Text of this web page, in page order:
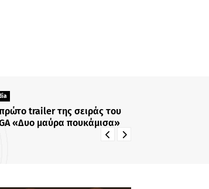
Επιστροφή-έκπληξη: Η Έλενα
Κατρίτση αναλαμβάνει νέα
εκπομπή - Σε αυτό το κανάλι θα